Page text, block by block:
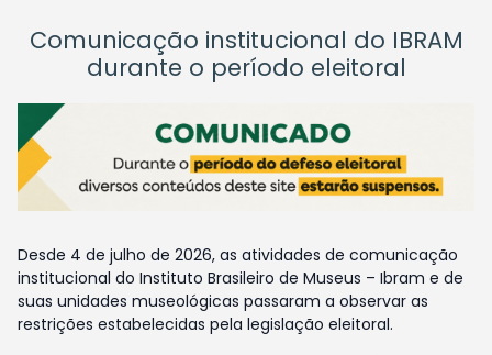
Comunicação institucional do IBRAM
durante o período eleitoral
Desde 4 de julho de 2026, as atividades de comunicação
institucional do Instituto Brasileiro de Museus – Ibram e de
suas unidades museológicas passaram a observar as
restrições estabelecidas pela legislação eleitoral.